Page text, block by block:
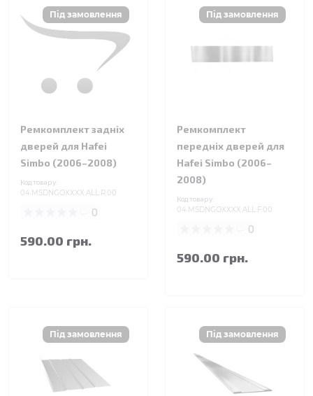
Ремкомплект задніх
дверей для Hafei
Simbo (2006–2008)
Код товару:
04.MSDNGOXXXX.ALL.R.00
0
590.00 грн.
Ремкомплект
передніх дверей для
Hafei Simbo (2006–
2008)
Код товару:
04.MSDNGOXXXX.ALL.F.00
0
590.00 грн.